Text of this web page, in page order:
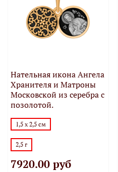
Нательная икона Ангела
Хранителя и Матроны
Московской из серебра с
позолотой.
1,5 х 2,5 см
2,5 г
7920.00 руб